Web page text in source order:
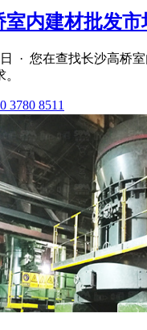
室内建材批发
日 · 您在查找长沙高桥
3780 8511